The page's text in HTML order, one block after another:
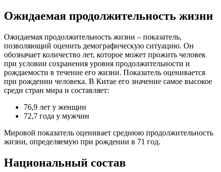
Ожидаемая продолжительность жизни
Ожидаемая продолжительность жизни – показатель,
позволяющий оценить демографическую ситуацию. Он
обозначает количество лет, которое может прожить человек
при условии сохранения уровня продолжительности и
рождаемости в течение его жизни. Показатель оценивается
при рождении человека. В Китае его значение самое высокое
среди стран мира и составляет:
76,9 лет у женщин
72,7 года у мужчин
Мировой показатель оценивает среднюю продолжительность
жизни, определяемую при рождении в 71 год.
Национальный состав